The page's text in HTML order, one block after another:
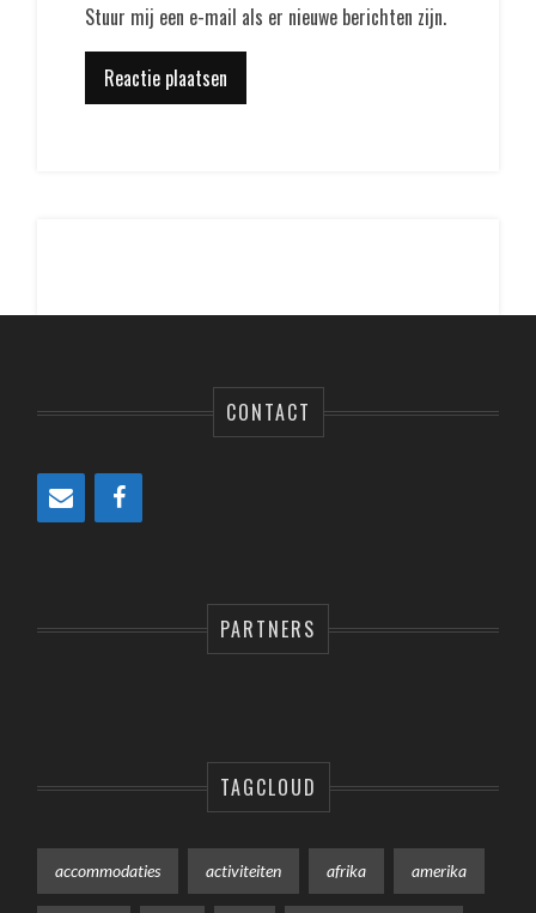
Stuur mij een e-mail als er nieuwe berichten zijn.
CONTACT
PARTNERS
TAGCLOUD
accommodaties activiteiten afrika amerika